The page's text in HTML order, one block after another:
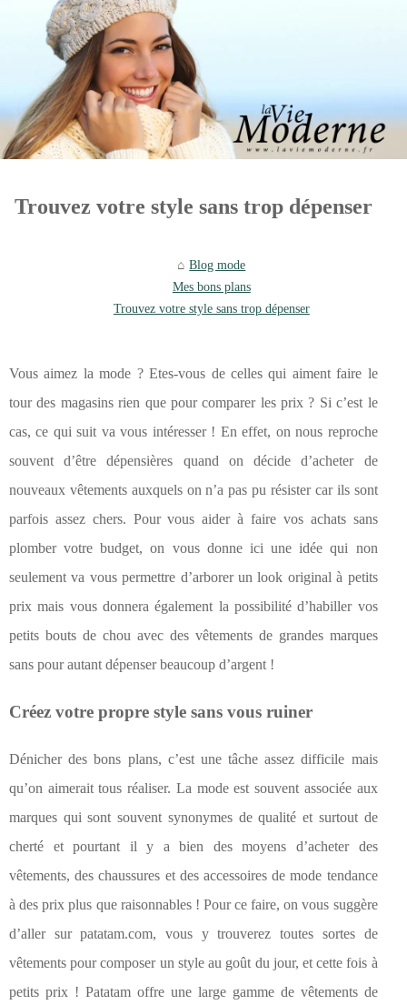
Trouvez votre style sans trop dépenser
Blog mode
Mes bons plans
Trouvez votre style sans trop dépenser
Vous aimez la mode ? Etes-vous de celles qui aiment faire le
tour des magasins rien que pour comparer les prix ? Si c’est le
cas, ce qui suit va vous intéresser ! En effet, on nous reproche
souvent d’être dépensières quand on décide d’acheter de
nouveaux vêtements auxquels on n’a pas pu résister car ils sont
parfois assez chers. Pour vous aider à faire vos achats sans
plomber votre budget, on vous donne ici une idée qui non
seulement va vous permettre d’arborer un look original à petits
prix mais vous donnera également la possibilité d’habiller vos
petits bouts de chou avec des vêtements de grandes marques
sans pour autant dépenser beaucoup d’argent !
Créez votre propre style sans vous ruiner
Dénicher des bons plans, c’est une tâche assez difficile mais
qu’on aimerait tous réaliser. La mode est souvent associée aux
marques qui sont souvent synonymes de qualité et surtout de
cherté et pourtant il y a bien des moyens d’acheter des
vêtements, des chaussures et des accessoires de mode tendance
à des prix plus que raisonnables ! Pour ce faire, on vous suggère
d’aller sur patatam.com, vous y trouverez toutes sortes de
vêtements pour composer un style au goût du jour, et cette fois à
petits prix ! Patatam offre une large gamme de vêtements de